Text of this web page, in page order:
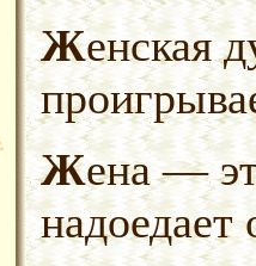
Женская душа без ног сильно
Жена — это праздник, который
надоедает